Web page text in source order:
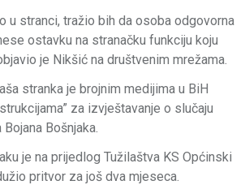
u stranci, tražio bih da osoba odgovorna
ostavku na stranačku funkciju koju
je Nikšić na društvenim mrežama.
stranka je brojnim medijima u BiH
za izvještavanje o slučaju
Bošnjaka.
je na prijedlog Tužilaštva KS Općinski
pritvor za još dva mjeseca.